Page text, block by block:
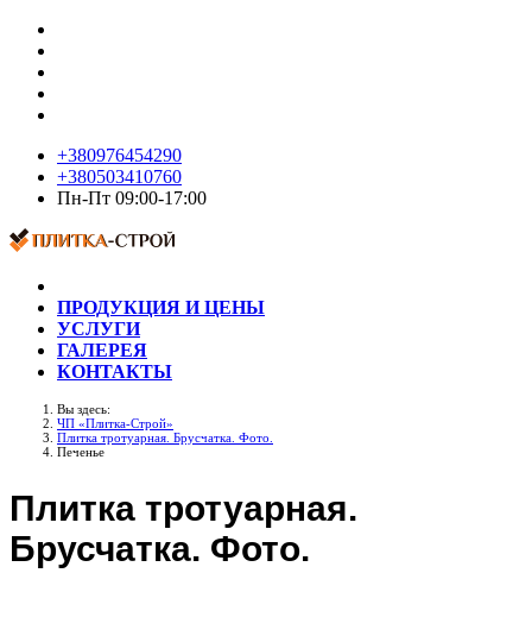
+380976454290
+380503410760
Пн-Пт 09:00-17:00
ПРОДУКЦИЯ И ЦЕНЫ
УСЛУГИ
ГАЛЕРЕЯ
КОНТАКТЫ
Вы здесь:
ЧП «Плитка-Строй»
Плитка тротуарная. Брусчатка. Фото.
Печенье
Плитка тротуарная.
Брусчатка. Фото.